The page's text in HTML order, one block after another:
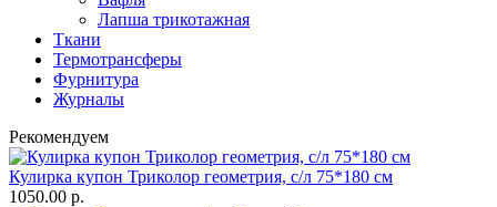
Лапша трикотажная
Ткани
Термотрансферы
Фурнитура
Журналы
Рекомендуем
Кулирка купон Триколор геометрия, с/л 75*180 см
1050.00 р.